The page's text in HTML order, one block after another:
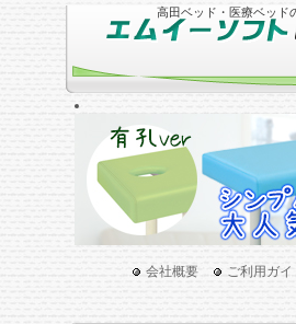
高田ベッド・医療ベッド
会社概要 ご利用ガイ